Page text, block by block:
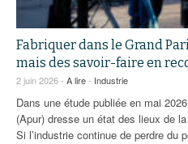
Fabriquer dans le Grand
mais des savoir-faire en
2 juin 2026 - A lire- Industrie
Dans une étude publiée en mai
(Apur) dresse un état des lieux de
Si l’industrie continue de perdre du